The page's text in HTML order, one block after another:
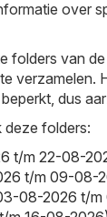
over
folders van
verzamelen.
dus
deze folders:
t/m 22-08-
t/m 09-08-
08-2026 t/